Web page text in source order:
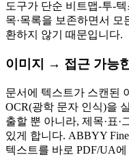
도구가 단순 비트맵‑투‑
목·목록을 보존하면서 모
환하지 않기 때문입니다.
이미지 → 접근 가능
문서에 텍스트가 스캔된
OCR(광학 문자 인식)을
출할 뿐 아니라, 제목·표
있게 합니다. ABBYY
텍스트를 바로 PDF/UA